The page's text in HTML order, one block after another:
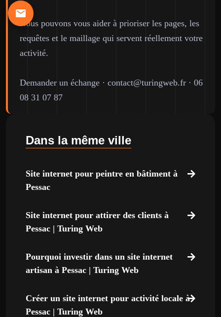
Nous pouvons vous aider à prioriser les pages, les
requêtes et le maillage qui servent réellement votre
activité.
Demander un échange · contact@turingweb.fr · 06
08 31 07 87
Dans la même ville
Site internet pour peintre en bâtiment à
Pessac
Site internet pour attirer des clients à
Pessac | Turing Web
Pourquoi investir dans un site internet
artisan à Pessac | Turing Web
Créer un site internet pour activité locale à
Pessac | Turing Web